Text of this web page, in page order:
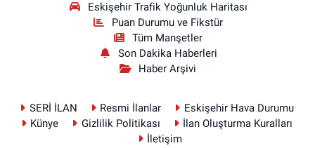
Eskişehir Trafik Yoğunluk Haritası
Puan Durumu ve Fikstür
Tüm Manşetler
Son Dakika Haberleri
Haber Arşivi
SERİ İLAN Resmi İlanlar
Eskişehir Hava Durumu
Künye
Gizlilik Politikası
İlan Oluşturma Kuralları
İletişim